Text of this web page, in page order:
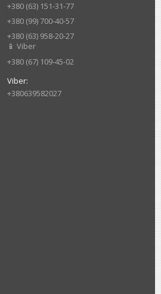
+380 (63) 151-31-77
+380 (99) 700-40-57
+380 (63) 958-20-27
📱 Viber
+380 (67) 109-45-02
+380639582027